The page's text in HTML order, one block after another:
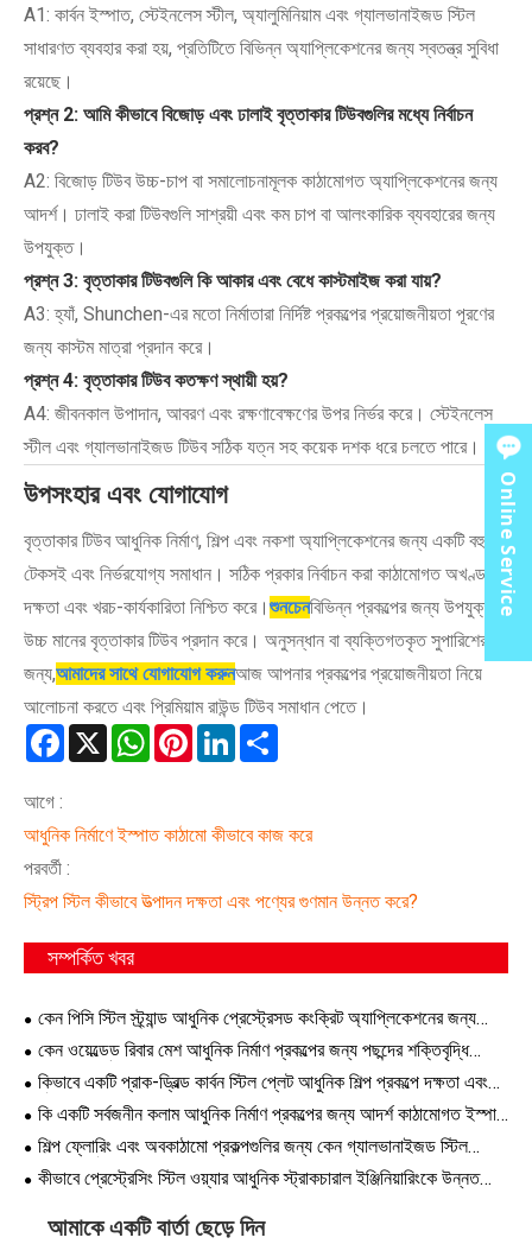
A1: কার্বন ইস্পাত, স্টেইনলেস স্টীল, অ্যালুমিনিয়াম এবং গ্যালভানাইজড স্টিল
সাধারণত ব্যবহার করা হয়, প্রতিটিতে বিভিন্ন অ্যাপ্লিকেশনের জন্য স্বতন্ত্র সুবিধা
রয়েছে।
প্রশ্ন 2: আমি কীভাবে বিজোড় এবং ঢালাই বৃত্তাকার টিউবগুলির মধ্যে নির্বাচন
করব?
A2: বিজোড় টিউব উচ্চ-চাপ বা সমালোচনামূলক কাঠামোগত অ্যাপ্লিকেশনের জন্য
আদর্শ। ঢালাই করা টিউবগুলি সাশ্রয়ী এবং কম চাপ বা আলংকারিক ব্যবহারের জন্য
উপযুক্ত।
প্রশ্ন 3: বৃত্তাকার টিউবগুলি কি আকার এবং বেধে কাস্টমাইজ করা যায়?
A3: হ্যাঁ, Shunchen-এর মতো নির্মাতারা নির্দিষ্ট প্রকল্পের প্রয়োজনীয়তা পূরণের
জন্য কাস্টম মাত্রা প্রদান করে।
প্রশ্ন 4: বৃত্তাকার টিউব কতক্ষণ স্থায়ী হয়?
A4: জীবনকাল উপাদান, আবরণ এবং রক্ষণাবেক্ষণের উপর নির্ভর করে। স্টেইনলেস
স্টীল এবং গ্যালভানাইজড টিউব সঠিক যত্ন সহ কয়েক দশক ধরে চলতে পারে।
উপসংহার এবং যোগাযোগ
বৃত্তাকার টিউব আধুনিক নির্মাণ, শিল্প এবং নকশা অ্যাপ্লিকেশনের জন্য একটি বহুমুখী,
টেকসই এবং নির্ভরযোগ্য সমাধান। সঠিক প্রকার নির্বাচন করা কাঠামোগত অখণ্ডতা,
দক্ষতা এবং খরচ-কার্যকারিতা নিশ্চিত করে।শুনচেনবিভিন্ন প্রকল্পের জন্য উপযুক্ত
উচ্চ মানের বৃত্তাকার টিউব প্রদান করে। অনুসন্ধান বা ব্যক্তিগতকৃত সুপারিশের
জন্য,আমাদের সাথে যোগাযোগ করুনআজ আপনার প্রকল্পের প্রয়োজনীয়তা নিয়ে
আলোচনা করতে এবং প্রিমিয়াম রাউন্ড টিউব সমাধান পেতে।
Facebook
X WhatsAppPinterestLinkedIn
আগে :
আধুনিক নির্মাণে ইস্পাত কাঠামো কীভাবে কাজ করে
পরবর্তী :
স্ট্রিপ স্টিল কীভাবে উত্পাদন দক্ষতা এবং পণ্যের গুণমান উন্নত করে?
সম্পর্কিত খবর
কেন পিসি স্টিল স্ট্র্যান্ড আধুনিক প্রেস্ট্রেসড কংক্রিট অ্যাপ্লিকেশনের জন্য
পছন্দের পছন্দ হয়ে উঠছে
কেন ওয়েল্ডেড রিবার মেশ আধুনিক নির্মাণ প্রকল্পের জন্য পছন্দের শক্তিবৃদ্ধি
সমাধান হয়ে উঠছে
কিভাবে একটি প্রাক-ড্রিল্ড কার্বন স্টিল প্লেট আধুনিক শিল্প প্রকল্পে দক্ষতা এবং
নির্ভুলতা উন্নত করতে পারে
কি একটি সর্বজনীন কলাম আধুনিক নির্মাণ প্রকল্পের জন্য আদর্শ কাঠামোগত ইস্পাত
সমাধান করে তোলে
শিল্প ফ্লোরিং এবং অবকাঠামো প্রকল্পগুলির জন্য কেন গ্যালভানাইজড স্টিল
সবচেয়ে স্মার্ট পছন্দ গ্র্যাটিং করছে
কীভাবে প্রেস্ট্রেসিং স্টিল ওয়্যার আধুনিক স্ট্রাকচারাল ইঞ্জিনিয়ারিংকে উন্নত
আমাকে একটি বার্তা ছেড়ে দিন
Online Service